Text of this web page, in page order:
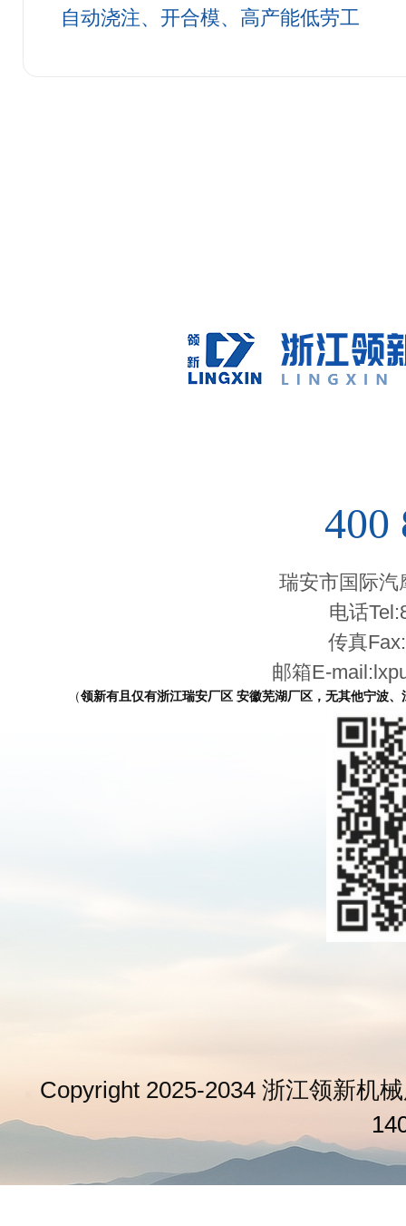
自动浇注、开合模、高产能低劳工
400
瑞安市国际汽
电话
传真
邮箱E-
（领新有且仅有浙江瑞安厂区 安徽芜湖厂区，无其他宁波
Copyright 2025-2034 浙江领新机